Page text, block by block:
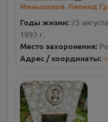
Меньшиков Леонид
Годы жизни: 25
1993 г.
Место захоронения:
Адрес / координаты: